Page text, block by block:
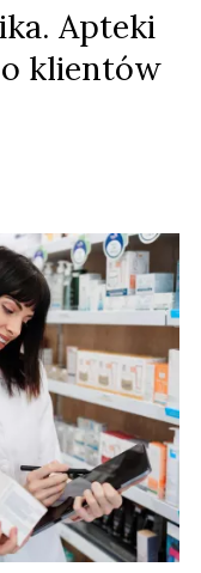
Apteki
o klientów